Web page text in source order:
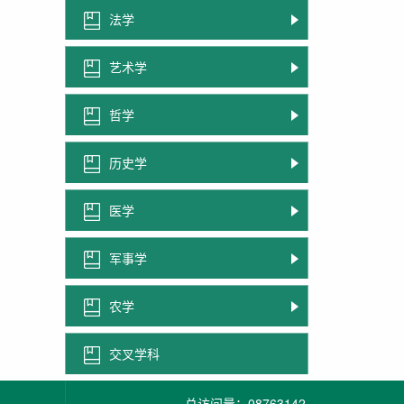
法学
艺术学
哲学
历史学
医学
军事学
农学
交叉学科